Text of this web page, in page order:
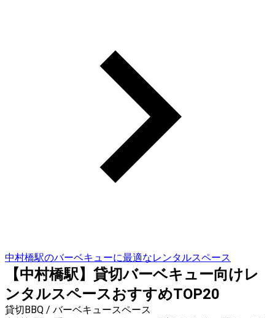
中村橋駅のバーベキューに最適なレンタルスペース
【中村橋駅】貸切バーベキュー向けレ
ンタルスペースおすすめTOP20
貸切BBQ / バーベキュースペース